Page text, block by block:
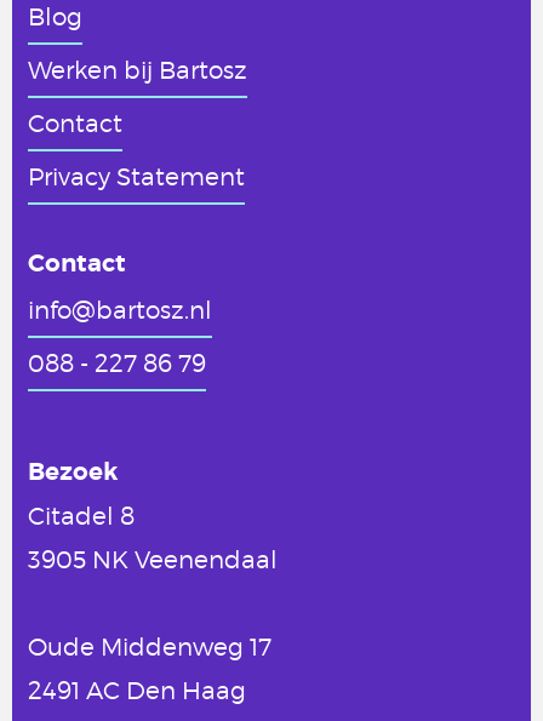
Blog
Werken bij Bartosz
Contact
Privacy Statement
Contact
info@bartosz.nl
088 - 227 86 79
Bezoek
Citadel 8
3905 NK Veenendaal
Oude Middenweg 17
2491 AC Den Haag